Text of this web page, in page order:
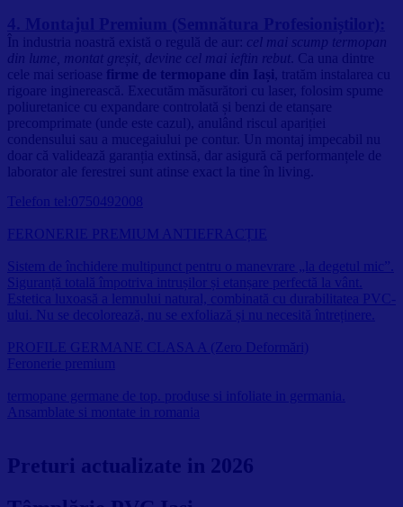
În industria noastră există o regulă de aur: cel mai scump termopan
din lume, montat greșit, devine cel mai ieftin rebut . Ca una dintre
cele mai serioase firme de termopane din Iași , tratăm instalarea cu
rigoare inginerească. Executăm măsurători cu laser, folosim spume
poliuretanice cu expandare controlată și benzi de etanșare
precomprimate (unde este cazul), anulând riscul apariției
condensului sau a mucegaiului pe contur. Un montaj impecabil nu
doar că validează garanția extinsă, dar asigură că performanțele de
laborator ale ferestrei sunt atinse exact la tine în living.
Telefon tel:0750492008
FERONERIE PREMIUM ANTIEFRACȚIE
Sistem de închidere multipunct pentru o manevrare „la degetul mic”.
Siguranță totală împotriva intrușilor și etanșare perfectă la vânt.
Estetica luxoasă a lemnului natural, combinată cu durabilitatea PVC-
ului. Nu se decolorează, nu se exfoliază și nu necesită întreținere.
PROFILE GERMANE CLASA A (Zero Deformări)
Feronerie premium
termopane germane de top. produse si infoliate in germania.
Ansamblate si montate in romania
Preturi actualizate in 2026